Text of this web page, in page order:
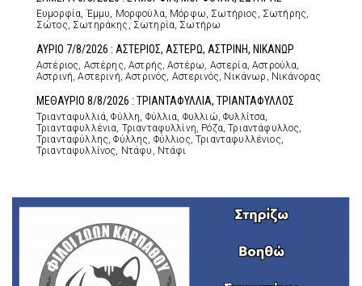
Ευμορφία, Έμμυ, Μορφούλα, Μόρφω, Σωτήριος, Σωτήρης,
Σώτος, Σωτηράκης, Σωτηρία, Σωτήρω
ΑΥΡΙΟ 7/8/2026 : ΑΣΤΕΡΙΟΣ, ΑΣΤΕΡΩ, ΑΣΤΡΙΝΗ, ΝΙΚΑΝΩΡ
Αστέριος, Αστέρης, Αστρής, Αστέρω, Αστερία, Αστρούλα,
Αστρινή, Αστερινή, Αστρινός, Αστερινός, Νικάνωρ, Νικάνορας
ΜΕΘΑΥΡΙΟ 8/8/2026 : ΤΡΙΑΝΤΑΦΥΛΛΙΑ, ΤΡΙΑΝΤΑΦΥΛΛΟΣ
Τριανταφυλλιά, Φύλλη, Φύλλια, Φυλλιώ, Φυλλίτσα,
Τριανταφυλλένια, Τριανταφυλλίνη, Ρόζα, Τριαντάφυλλος,
Τριανταφύλλης, Φύλλης, Φύλλιος, Τριανταφυλλένιος,
Τριανταφυλλίνος, Ντάφυ, Ντάφι